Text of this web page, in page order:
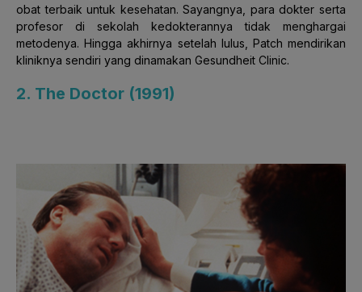
obat terbaik untuk kesehatan. Sayangnya, para dokter serta
profesor di sekolah kedokterannya tidak menghargai
metodenya. Hingga akhirnya setelah lulus, Patch mendirikan
kliniknya sendiri yang dinamakan Gesundheit Clinic.
2. The Doctor (1991)